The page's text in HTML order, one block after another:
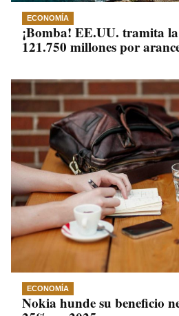
ECONOMÍA
¡Bomba! EE.UU. tramita
121.750 millones por
ECONOMÍA
Nokia hunde su beneficio